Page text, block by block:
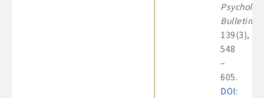
Bulletin
139(3),
548
–
605.
DOI: